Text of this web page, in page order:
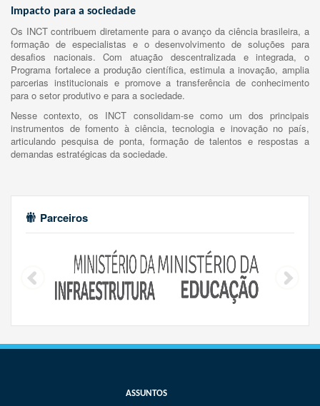
Impacto para a sociedade
Os INCT contribuem diretamente para o avanço da ciência brasileira, a
formação de especialistas e o desenvolvimento de soluções para
desafios nacionais. Com atuação descentralizada e integrada, o
Programa fortalece a produção científica, estimula a inovação, amplia
parcerias institucionais e promove a transferência de conhecimento
para o setor produtivo e para a sociedade.
Nesse contexto, os INCT consolidam-se como um dos principais
instrumentos de fomento à ciência, tecnologia e inovação no país,
articulando pesquisa de ponta, formação de talentos e respostas a
demandas estratégicas da sociedade.
Parceiros